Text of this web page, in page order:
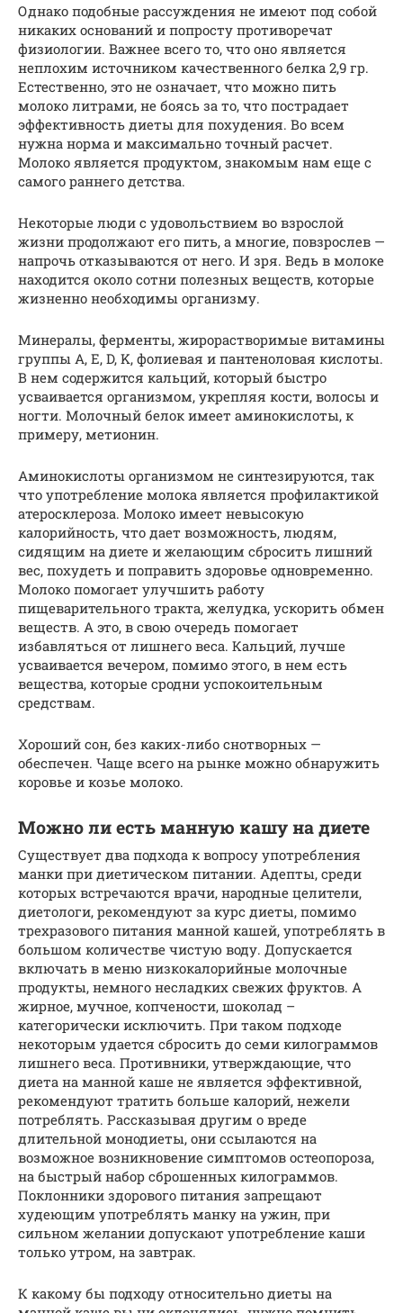
Однако подобные рассуждения не имеют под собой
никаких оснований и попросту противоречат
физиологии. Важнее всего то, что оно является
неплохим источником качественного белка 2,9 гр.
Естественно, это не означает, что можно пить
молоко литрами, не боясь за то, что пострадает
эффективность диеты для похудения. Во всем
нужна норма и максимально точный расчет.
Молоко является продуктом, знакомым нам еще с
самого раннего детства.
Некоторые люди с удовольствием во взрослой
жизни продолжают его пить, а многие, повзрослев —
напрочь отказываются от него. И зря. Ведь в молоке
находится около сотни полезных веществ, которые
жизненно необходимы организму.
Минералы, ферменты, жирорастворимые витамины
группы A, E, D, K, фолиевая и пантеноловая кислоты.
В нем содержится кальций, который быстро
усваивается организмом, укрепляя кости, волосы и
ногти. Молочный белок имеет аминокислоты, к
примеру, метионин.
Аминокислоты организмом не синтезируются, так
что употребление молока является профилактикой
атеросклероза. Молоко имеет невысокую
калорийность, что дает возможность, людям,
сидящим на диете и желающим сбросить лишний
вес, похудеть и поправить здоровье одновременно.
Молоко помогает улучшить работу
пищеварительного тракта, желудка, ускорить обмен
веществ. А это, в свою очередь помогает
избавляться от лишнего веса. Кальций, лучше
усваивается вечером, помимо этого, в нем есть
вещества, которые сродни успокоительным
средствам.
Хороший сон, без каких-либо снотворных —
обеспечен. Чаще всего на рынке можно обнаружить
коровье и козье молоко.
Можно ли есть манную кашу на диете
Существует два подхода к вопросу употребления
манки при диетическом питании. Адепты, среди
которых встречаются врачи, народные целители,
диетологи, рекомендуют за курс диеты, помимо
трехразового питания манной кашей, употреблять в
большом количестве чистую воду. Допускается
включать в меню низкокалорийные молочные
продукты, немного несладких свежих фруктов. А
жирное, мучное, копчености, шоколад –
категорически исключить. При таком подходе
некоторым удается сбросить до семи килограммов
лишнего веса. Противники, утверждающие, что
диета на манной каше не является эффективной,
рекомендуют тратить больше калорий, нежели
потреблять. Рассказывая другим о вреде
длительной монодиеты, они ссылаются на
возможное возникновение симптомов остеопороза,
на быстрый набор сброшенных килограммов.
Поклонники здорового питания запрещают
худеющим употреблять манку на ужин, при
сильном желании допускают употребление каши
только утром, на завтрак.
К какому бы подходу относительно диеты на